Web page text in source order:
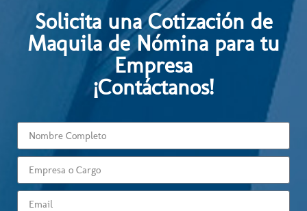
Solicita una Cotización de
Maquila de Nómina para tu
Empresa
¡Contáctanos!